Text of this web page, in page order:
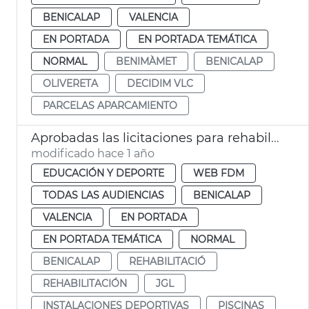
BENICALAP
VALENCIA
EN PORTADA
EN PORTADA TEMÁTICA
NORMAL
BENIMÀMET
BENICALAP
OLIVERETA
DECIDIM VLC
PARCELAS APARCAMIENTO
Aprobadas las licitaciones para rehabilitar las piscinas de Benicalap y del Parc de l'Oest
modificado hace 1 año
EDUCACIÓN Y DEPORTE
WEB FDM
TODAS LAS AUDIENCIAS
BENICALAP
VALENCIA
EN PORTADA
EN PORTADA TEMÁTICA
NORMAL
BENICALAP
REHABILITACIÓ
REHABILITACIÓN
JGL
INSTALACIONES DEPORTIVAS
PISCINAS